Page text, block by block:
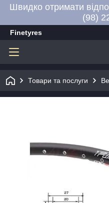
Швидко отримати
(98)
Finetyres
Товари та послуги